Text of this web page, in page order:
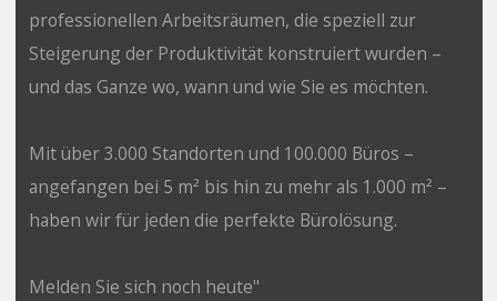
professionellen Arbeitsräumen, die speziell zur
Steigerung der Produktivität konstruiert wurden –
und das Ganze wo, wann und wie Sie es möchten.
Mit über 3.000 Standorten und 100.000 Büros –
angefangen bei 5 m² bis hin zu mehr als 1.000 m² –
haben wir für jeden die perfekte Bürolösung.
Melden Sie sich noch heute"